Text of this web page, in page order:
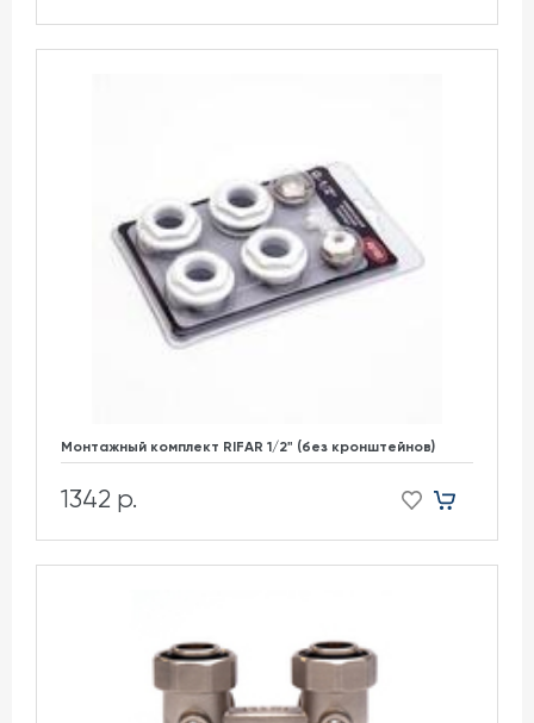
Монтажный комплект RIFAR 1/2" (без кронштейнов)
1342 р.